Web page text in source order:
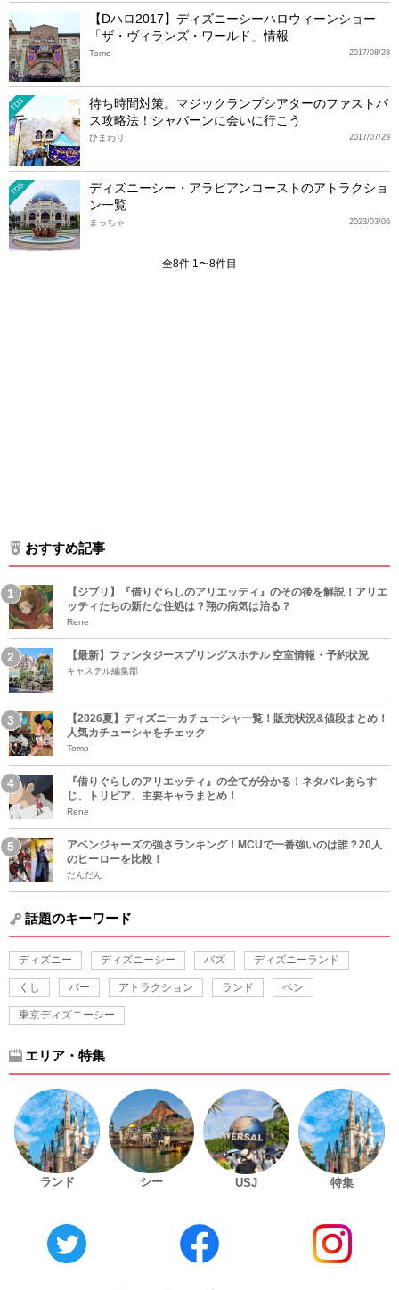
【Dハロ2017】ディズニーシーハロウィーンショー
「ザ・ヴィランズ・ワールド」情報
2017/08/28
Tomo
TDS
待ち時間対策。マジックランプシアターのファストパ
ス攻略法！シャバーンに会いに行こう
2017/07/29
ひまわり
TDS
ディズニーシー・アラビアンコーストのアトラクショ
ン一覧
2023/03/06
まっちゃ
全8件 1〜8件目
おすすめ記事
【ジブリ】『借りぐらしのアリエッティ』のその後を解説！アリエ
ッティたちの新たな住処は？翔の病気は治る？
Rene
【最新】ファンタジースプリングスホテル 空室情報・予約状況
キャステル編集部
【2026夏】ディズニーカチューシャ一覧！販売状況&値段まとめ！
人気カチューシャをチェック
Tomo
『借りぐらしのアリエッティ』の全てが分かる！ネタバレあらす
じ、トリビア、主要キャラまとめ！
Rene
アベンジャーズの強さランキング！MCUで一番強いのは誰？20人
のヒーローを比較！
だんだん
話題のキーワード
ディズニー ディズニーシー バズ ディズニーランド
くし バー アトラクション ランド ペン
東京ディズニーシー
エリア・特集
ランド シー USJ 特集